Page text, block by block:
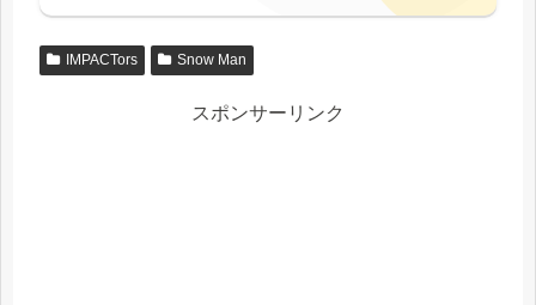
IMPACTors Snow Man
スポンサーリンク